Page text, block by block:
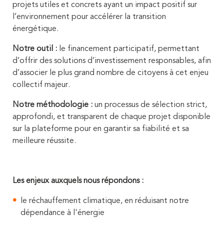
projets utiles et concrets ayant un impact positif sur
l’environnement pour accélérer la transition
énergétique.
Notre outil : le financement participatif, permettant
d’offrir des solutions d’investissement responsables, afin
d’associer le plus grand nombre de citoyens à cet enjeu
collectif majeur.
Notre méthodologie : un processus de sélection strict,
approfondi, et transparent de chaque projet disponible
sur la plateforme pour en garantir sa fiabilité et sa
meilleure réussite.
Les enjeux auxquels nous répondons :
e réchauffement climatique, en réduisant notre
dépendance à l'énergie